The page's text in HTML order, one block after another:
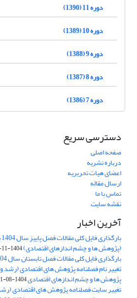
دوره 11 (1390)
دوره 10 (1389)
دوره 9 (1388)
دوره 8 (1387)
دوره 7 (1386)
دسترسی سریع
صفحه اصلی
درباره نشریه
اعضای هیات تحریریه
ارسال مقاله
تماس با ما
نقشه سایت
آخرین اخبار
(پژوهش ها و چشم اندازهای اقتصادی)1404-11-12
بارگذاری فایل کلی مقالات فصل تابستان سال 1404
تغییر نام فصلنامه پژوهش های اقتصادی (رشد
پژوهش ها و چشم اندازهای اقتصادی1404-08-01
تغییر سایت فصلنامه پژوهش های اقتصادی